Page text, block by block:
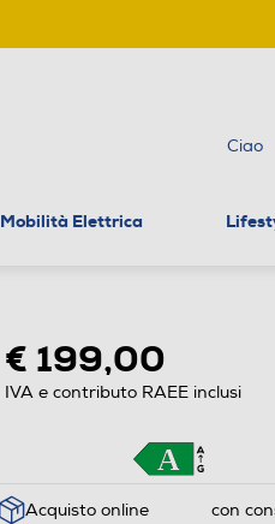
Ciao
Mobilità Elettrica
€ 199,00
IVA e contributo RAEE inclusi
Acquisto online
con